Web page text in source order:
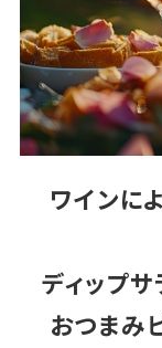
ワインに
ディップサ
おつまみ